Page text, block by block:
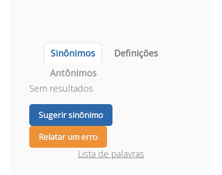
Sinônimos
Definições
Antônimos
Sem resultados
Sugerir sinônimo
Relatar um erro
Lista de palavras